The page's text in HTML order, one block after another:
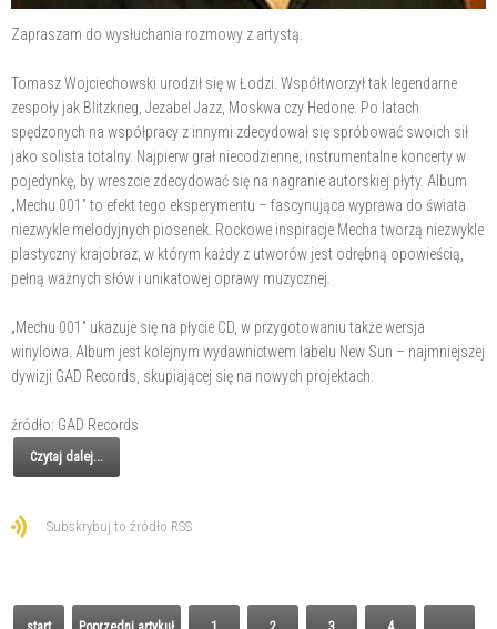
Zapraszam do wysłuchania rozmowy z artystą.
Tomasz Wojciechowski urodził się w Łodzi. Współtworzył tak legendarne
zespoły jak Blitzkrieg, Jezabel Jazz, Moskwa czy Hedone. Po latach
spędzonych na współpracy z innymi zdecydował się spróbować swoich sił
jako solista totalny. Najpierw grał niecodzienne, instrumentalne koncerty w
pojedynkę, by wreszcie zdecydować się na nagranie autorskiej płyty. Album
„Mechu 001” to efekt tego eksperymentu – fascynująca wyprawa do świata
niezwykle melodyjnych piosenek. Rockowe inspiracje Mecha tworzą niezwykle
plastyczny krajobraz, w którym każdy z utworów jest odrębną opowieścią,
pełną ważnych słów i unikatowej oprawy muzycznej.
„Mechu 001” ukazuje się na płycie CD, w przygotowaniu także wersja
winylowa. Album jest kolejnym wydawnictwem labelu New Sun – najmniejszej
dywizji GAD Records, skupiającej się na nowych projektach.
źródło: GAD Records
Czytaj dalej...
Subskrybuj to źródło RSS